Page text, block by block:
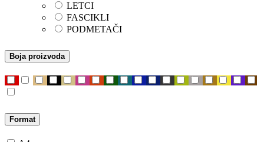
LETCI
FASCIKLI
PODMETAČI
Boja proizvoda
Format